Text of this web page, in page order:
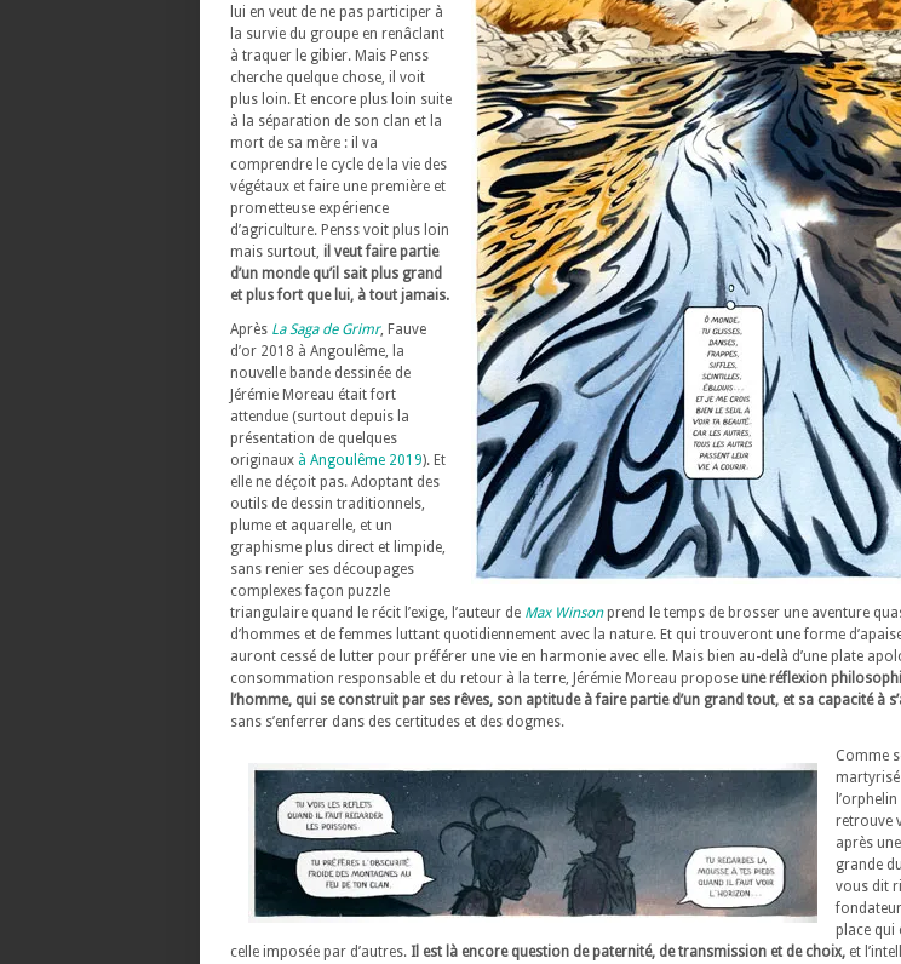
lui en veut de ne pas participer à
la survie du groupe en renâclant
à traquer le gibier. Mais Penss
cherche quelque chose, il voit
plus loin. Et encore plus loin suite
à la séparation de son clan et la
mort de sa mère : il va
comprendre le cycle de la vie des
végétaux et faire une première et
prometteuse expérience
d’agriculture. Penss voit plus loin
mais surtout, il veut faire partie
d’un monde qu’il sait plus grand
et plus fort que lui, à tout jamais.
Après La Saga de Grimr, Fauve
d’or 2018 à Angoulême, la
nouvelle bande dessinée de
Jérémie Moreau était fort
attendue (surtout depuis la
présentation de quelques
originaux à Angoulême 2019). Et
elle ne déçoit pas. Adoptant des
outils de dessin traditionnels,
plume et aquarelle, et un
graphisme plus direct et limpide,
sans renier ses découpages
complexes façon puzzle
triangulaire quand le récit l’exige, l’auteur de Max Winsonprend le temps de brosser une aventure
d’hommes et de femmes luttant quotidiennement avec la nature. Et qui trouveront une forme
auront cessé de lutter pour préférer une vie en harmonie avec elle. Mais bien au-delà d’une plate
consommation responsable et du retour à la terre, Jérémie Moreau propose une réflexion
l’homme, qui se construit par ses rêves, son aptitude à faire partie d’un grand tout, et sa capacité à
sans s’enferrer dans des certitudes et des dogmes.
Comme
retrouve
après
grande
vous dit
place qui
celle imposée par d’autres. Il est là encore question de paternité, de transmission et de choix, et